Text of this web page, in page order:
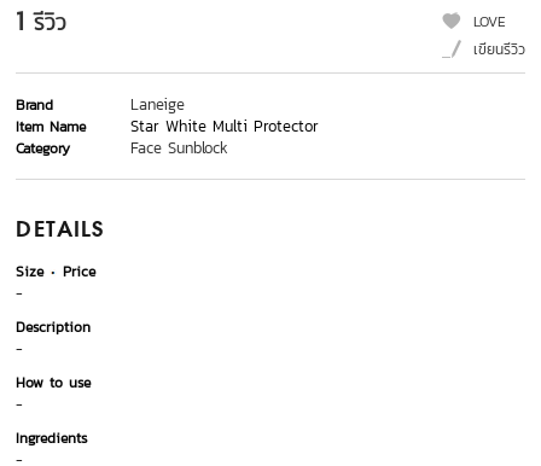
1 รีวิว
LOVE
เขียนรีวิว
Brand Laneige
Item Name Star White Multi Protector
Category Face Sunblock
DETAILS
Size
Price
-
Description
-
How to use
-
Ingredients
-